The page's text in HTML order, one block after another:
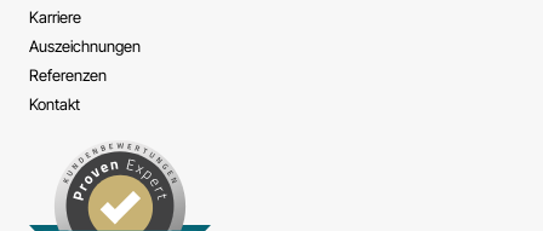
Karriere
Auszeichnungen
Referenzen
Kontakt